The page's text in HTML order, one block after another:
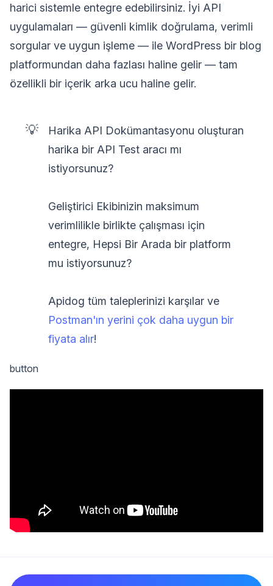
harici sistemle entegre edebilirsiniz. İyi API
uygulamaları — güvenli kimlik doğrulama, verimli
sorgular ve uygun işleme — ile WordPress bir blog
platformundan daha fazlası haline gelir — tam
özellikli bir içerik arka ucu haline gelir.
💡
Harika API Dokümantasyonu oluşturan
harika bir API Test aracı mı
istiyorsunuz?
Geliştirici Ekibinizin maksimum
verimlilikle birlikte çalışması için
entegre, Hepsi Bir Arada bir platform
mu istiyorsunuz?
Apidog tüm taleplerinizi karşılar ve
Postman'ın yerini çok daha uygun bir
fiyata alır!
button